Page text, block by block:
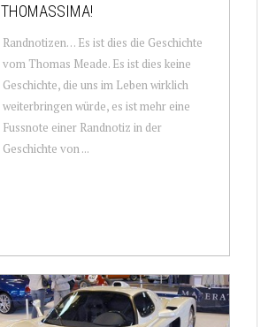
THOMASSIMA!
Randnotizen… Es ist dies die Geschichte
vom Thomas Meade. Es ist dies keine
Geschichte, die uns im Leben wirklich
weiterbringen würde, es ist mehr eine
Fussnote einer Randnotiz in der
Geschichte von ...